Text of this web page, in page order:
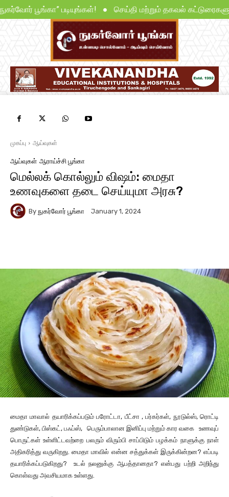
பூங்கா” படியுங்கள்! ● செய்தி மற்றும் தகவல்
முகப்பு ஆய்வுகள்
ஆய்வுகள் ஆராய்ச்சி பூங்கா
மெல்லக் கொல்லும் விஷம்: மைதா
உணவுகளை தடை செய்யுமா அரசு?
By நுகர்வோர் பூங்கா January 1, 2024
மைதா மாவால் தயாரிக்கப்படும் பரோட்டா, பீட்சா , பர்கர்கள், நூடுல்ஸ், ரொட்டி
துண்டுகள், பிஸ்கட், பஃப்ஸ், பெரும்பாலான இனிப்பு மற்றும் கார வகை உணவுப்
பொருட்கள் உள்ளிட்டவற்றை பலரும் விரும்பி சாப்பிடும் பழக்கம் நாளுக்கு நாள்
அதிகரித்து வருகிறது. மைதா மாவில் என்ன சத்துக்கள் இருக்கின்றன? எப்படி
தயாரிக்கப்படுகிறது? உடல் நலனுக்கு ஆபத்தானதா? என்பது பற்றி அறிந்து
கொள்வது அவசியமாக உள்ளது.